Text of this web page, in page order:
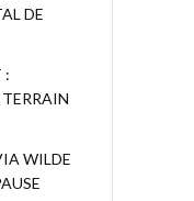
DE
:
TERRAIN
WILDE